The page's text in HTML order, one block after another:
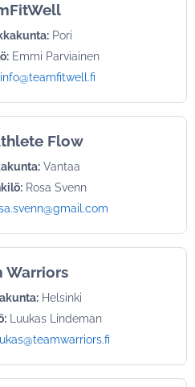
Pori
Emmi Parviainen
info@teamfitwell.fi
Flow
Vantaa
Rosa Svenn
Warriors
Helsinki
Luukas Lindeman